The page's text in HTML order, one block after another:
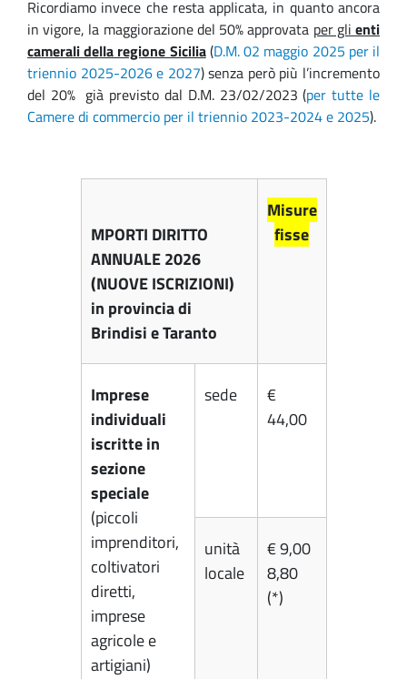
Ricordiamo invece che resta applicata, in quanto ancora
in vigore, la maggiorazione del 50% approvata per glienti
camerali della regione Sicilia(D.M. 02 maggio 2025 per il
triennio 2025-2026 e 2027) senza però più l’incremento
del 20% già previsto dal D.M. 23/02/2023 (per tutte le
Camere di commercio per il triennio 2023-2024 e 2025).
MPORTI DIRITTO
ANNUALE 2026
(NUOVE ISCRIZIONI)
in provincia di
Brindisi e Taranto
Misure
fisse
Imprese
individuali
iscritte in
sezione
speciale
(piccoli
imprenditori,
coltivatori
diretti,
imprese
agricole e
artigiani)
sede
€
44,00
unità
locale
€ 9,00
8,80
(*)